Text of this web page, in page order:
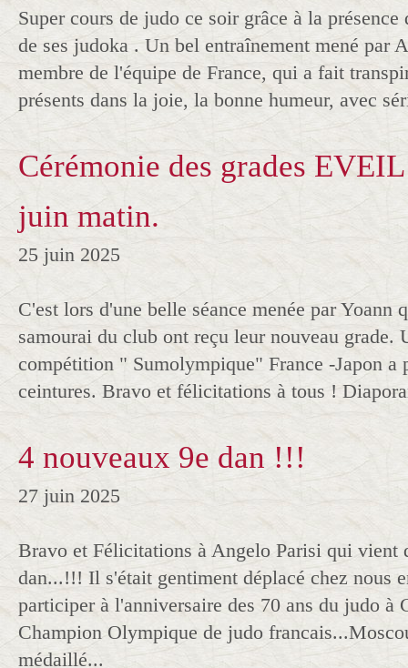
Super cours de judo ce soir grâce à la
de ses judoka . Un bel entraînement mené par
membre de l'équipe de France, qui a fait
présents dans la joie, la bonne humeur, avec
Cérémonie des grades
juin matin.
25 juin 2025
C'est lors d'une belle séance menée par Yoann
samourai du club ont reçu leur nouveau grade.
compétition " Sumolympique" France -Japon a
ceintures. Bravo et félicitations à tous !
4 nouveaux 9e dan !!!
27 juin 2025
Bravo et Félicitations à Angelo Parisi qui vient
dan...!!! Il s'était gentiment déplacé chez nous
participer à l'anniversaire des 70 ans du judo à
Champion Olympique de judo
médaillé...